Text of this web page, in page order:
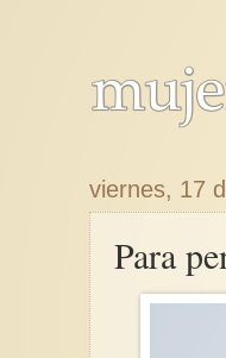
viernes, 17
Para